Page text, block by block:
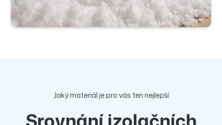
Jaký materiál je pro vás ten nejlepší